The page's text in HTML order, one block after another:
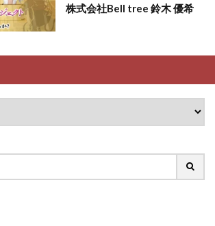
株式会社Bell tree 鈴木 優希